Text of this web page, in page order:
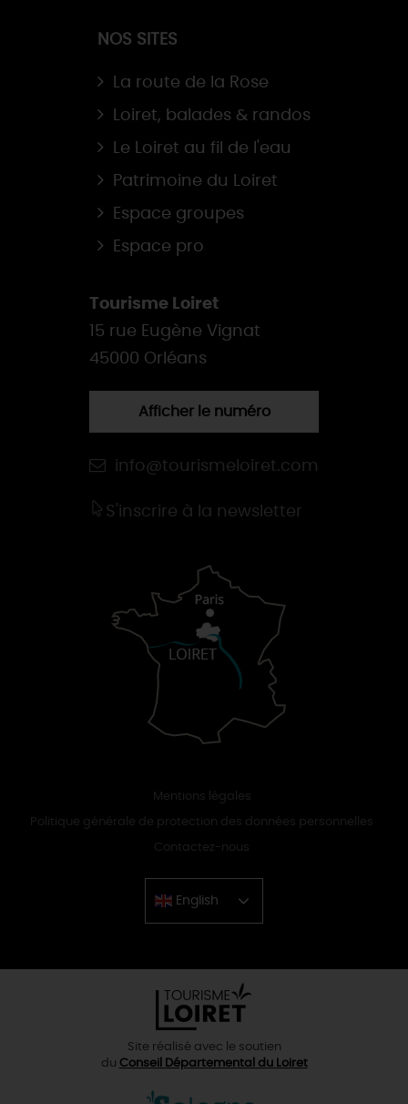
NOS SITES
La route de la Rose
Loiret, balades & randos
Le Loiret au fil de l'eau
Patrimoine du Loiret
Espace groupes
Espace pro
Tourisme Loiret
15 rue Eugène Vignat
45000 Orléans
Afficher le numéro
info@tourismeloiret.com
S'inscrire à la newsletter
Mentions légales
Politique générale de protection des données personnelles
Contactez-nous
English
Chinese
Site réalisé avec le soutien
du Conseil Départemental du Loiret